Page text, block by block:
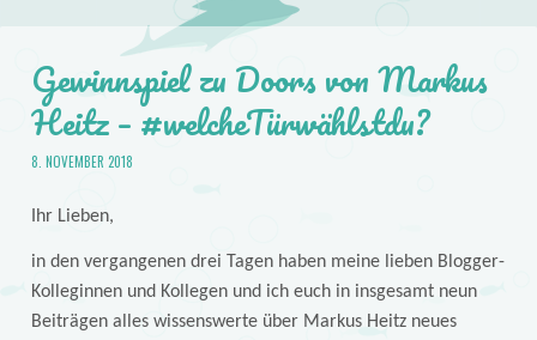
Gewinnspiel zu Doors von Markus
Heitz – #welcheTürwählstdu?
8. NOVEMBER 2018
Ihr Lieben,
in den vergangenen drei Tagen haben meine lieben Blogger-
Kolleginnen und Kollegen und ich euch in insgesamt neun
Beiträgen alles wissenswerte über Markus Heitz neues